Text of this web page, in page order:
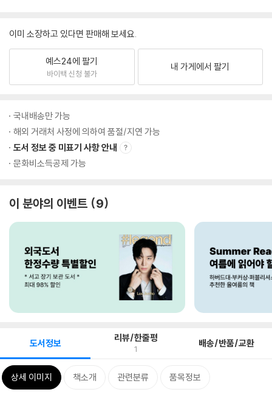
이미 소장하고 있다면 판매해 보세요.
예스24에 팔기
바이백 신청 불가
내 가게에서 팔기
국내배송만 가능
해외 거래처 사정에 의하여 품절/지연 가능
도서 정보 중 미표기 사항 안내
문화비소득공제 가능
이 분야의 이벤트 9
도서정보 리뷰/한줄평
1 배송/반품/교환
상세 이미지 책소개 관련분류 품목정보